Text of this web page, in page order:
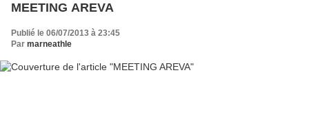
MEETING AREVA
Publié le 06/07/2013 à 23:45
Par marneathle